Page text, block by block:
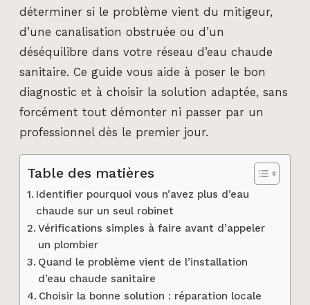
déterminer si le problème vient du mitigeur,
d’une canalisation obstruée ou d’un
déséquilibre dans votre réseau d’eau chaude
sanitaire. Ce guide vous aide à poser le bon
diagnostic et à choisir la solution adaptée, sans
forcément tout démonter ni passer par un
professionnel dès le premier jour.
Table des matières
Identifier pourquoi vous n’avez plus d’eau
chaude sur un seul robinet
Vérifications simples à faire avant d’appeler
un plombier
Quand le problème vient de l’installation
d’eau chaude sanitaire
Choisir la bonne solution : réparation locale